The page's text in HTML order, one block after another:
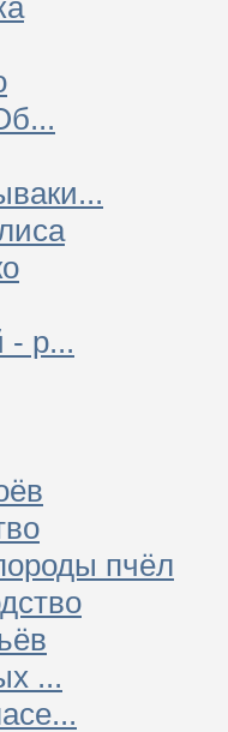
- р...
пчёл
...